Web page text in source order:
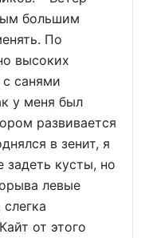
большим
По
высоких
с санями
у меня был
развивается
в зенит, я
задеть кусты, но
левые
от этого